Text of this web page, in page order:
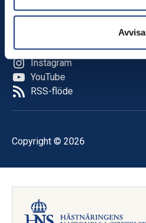
Avvisa
Facebook
TikTok
Instagram
YouTube
RSS-flöde
Copyright © 2026